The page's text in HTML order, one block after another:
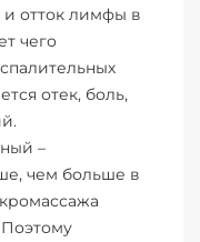
отток лимфы в
чего
отек, боль,
–
чем больше в
Поэтому